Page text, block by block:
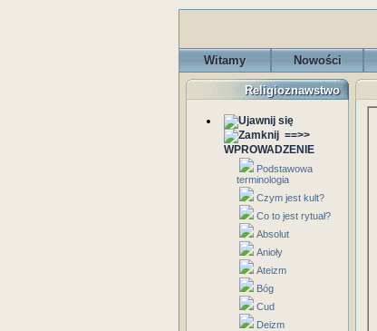
Witamy Nowości
Religioznawstwo
==>>
WPROWADZENIE
Podstawowa
terminologia
Czym jest kult?
Co to jest rytuał?
Absolut
Anioły
Ateizm
Bóg
Cud
Deizm